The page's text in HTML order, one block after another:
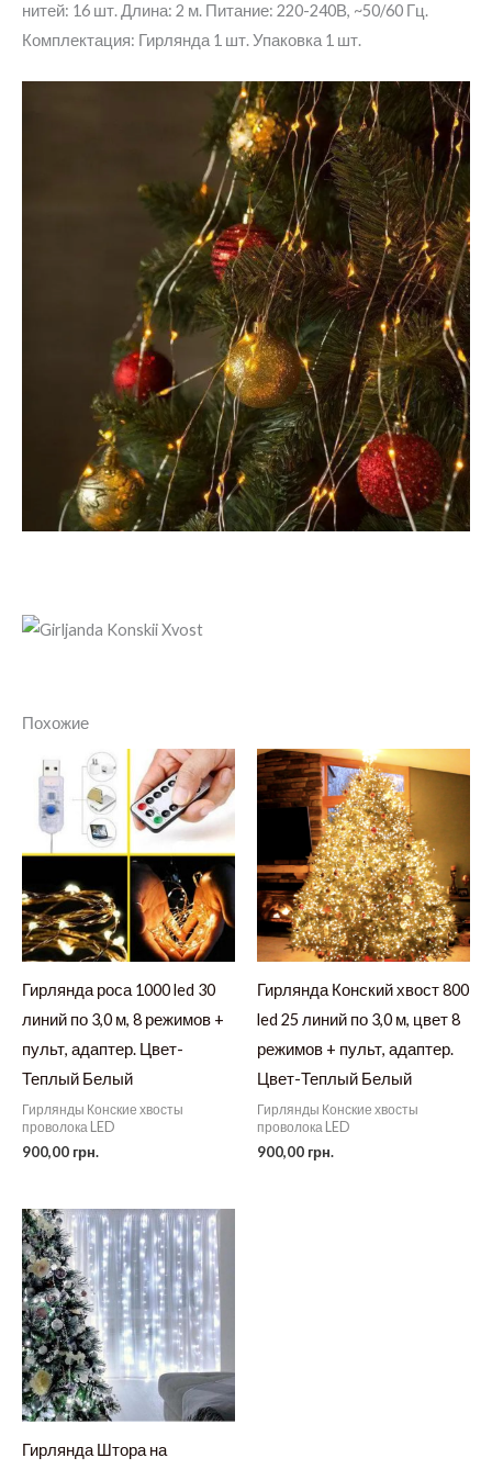
нитей: 16 шт. Длина: 2 м. Питание: 220-240В, ~50/60 Гц.
Комплектация: Гирлянда 1 шт. Упаковка 1 шт.
Похожие
Гирлянда роса 1000 led 30
линий по 3,0 м, 8 режимов +
пульт, адаптер. Цвет-
Теплый Белый
Гирлянды Конские хвосты
проволока LED
900,00 грн.
Гирлянда Конский хвост 800
led 25 линий по 3,0 м, цвет 8
режимов + пульт, адаптер.
Цвет-Теплый Белый
Гирлянды Конские хвосты
проволока LED
900,00 грн.
Гирлянда Штора на